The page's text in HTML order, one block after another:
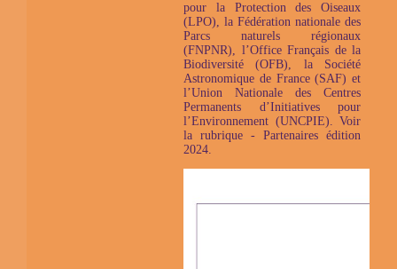
pour la Protection des Oiseaux
(LPO), la Fédération nationale des
Parcs naturels régionaux
(FNPNR), l’Office Français de la
Biodiversité (OFB), la Société
Astronomique de France (SAF) et
l’Union Nationale des Centres
Permanents d’Initiatives pour
l’Environnement (UNCPIE). Voir
la rubrique - Partenaires édition
2024.